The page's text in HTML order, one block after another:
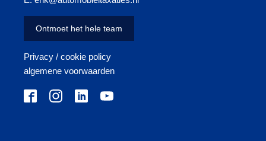
Ontmoet het hele team
Privacy / cookie policy
algemene voorwaarden